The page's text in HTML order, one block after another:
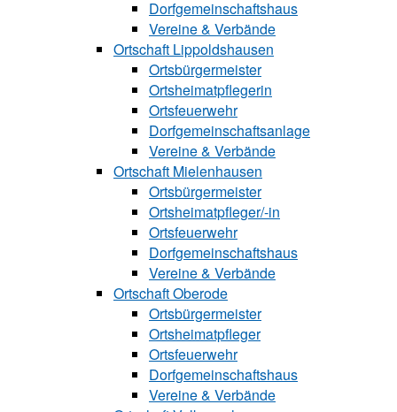
Dorfgemeinschaftshaus
Vereine & Verbände
Ortschaft Lip‍polds‍hau‍sen
Ortsbürgermeister
Ortsheimatpflegerin
Ortsfeuerwehr
Dorfgemeinschaftsanlage
Vereine & Verbände
Ortschaft Mielenhausen
Ortsbürgermeister
Ortsheimatpfle‍‍ger/-in
Ortsfeuerwehr
Dorfgemeinschaftshaus
Vereine & Verbände
Ortschaft Oberode
Ortsbürgermeister
Ortsheimatpfle‍ger
Ortsfeuerwehr
Dorfgemeinschaftshaus
Vereine & Verbände